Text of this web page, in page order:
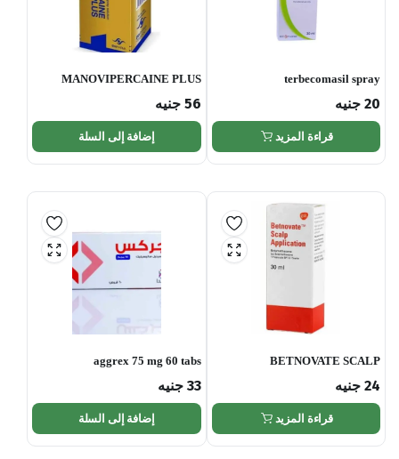
terbecomasil spray
20 جنيه
قراءة المزيد
MANOVIPERCAINE PLUS
56 جنيه
إضافة إلى السلة
BETNOVATE SCALP
24 جنيه
قراءة المزيد
aggrex 75 mg 60 tabs
33 جنيه
إضافة إلى السلة